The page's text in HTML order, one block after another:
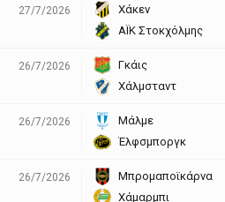
27/7/2026
Χάκεν
ΑΪΚ Στοκχόλμης
26/7/2026
Γκάις
Χάλμσταντ
26/7/2026
Μάλμε
Έλφσμποργκ
26/7/2026
Μπρομαποϊκάρνα
Χάμαρμπι